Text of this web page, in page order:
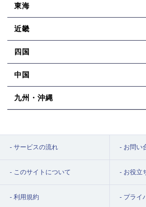
東海
近畿
四国
中国
九州・沖縄
サービスの流れ お問い
このサイトについて お役立
利用規約 プライ